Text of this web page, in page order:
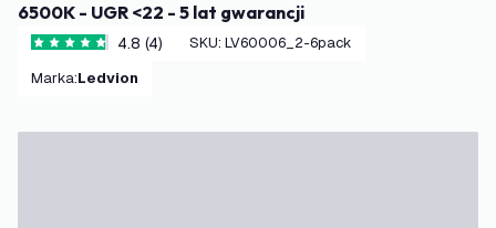
6500K - UGR <22 - 5 lat gwarancji
4.8 Gwiazdki oceny
4.8 (4) SKU: LV60006_2-6pack
Marka: Ledvion